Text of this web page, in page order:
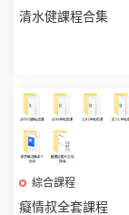
清水健課程合集
綜合課程
癡情叔全套課程